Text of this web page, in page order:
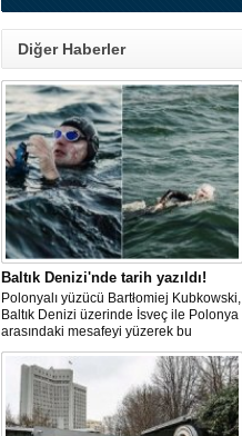
Diğer Haberler
Baltık Denizi'nde tarih yazıldı!
Polonyalı yüzücü Bartłomiej Kubkowski,
Baltık Denizi üzerinde İsveç ile Polonya
arasındaki mesafeyi yüzerek bu
başarının ilk örneği olarak tarihe geçti.